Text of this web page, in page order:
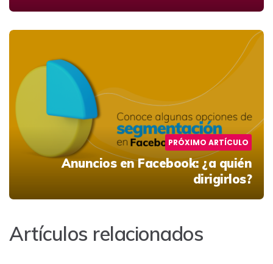
PRÓXIMO ARTÍCULO
Anuncios en Facebook: ¿a quién
dirigirlos?
Artículos relacionados